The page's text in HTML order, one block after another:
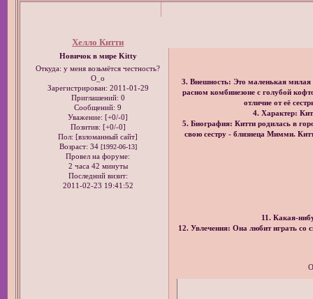
Хелло Китти
Новичок в мире Kitty
Откуда: у меня возьмётся честность?
O_o
Зарегистрирован: 2011-01-29
Приглашений: 0
Сообщений: 9
Уважение: [+0/-0]
Позитив: [+0/-0]
Пол: [взломанный сайт]
Возраст: 34 [1992-06-13]
Провел на форуме:
2 часа 42 минуты
Последний визит:
2011-02-23 19:41:52
3. Внешность: Это маленькая милая
расном комбинезоне с голубой
отличие от её
4. Характер:
5. Биография: Китти родилась в
свою сестру - близнеца Мимми.
11. Какая-
12. Увлечения: Она любит играть